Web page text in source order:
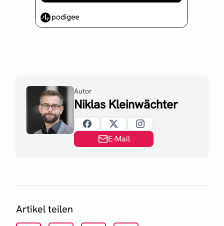
Autor
Niklas Kleinwächter
E-Mail
Artikel teilen